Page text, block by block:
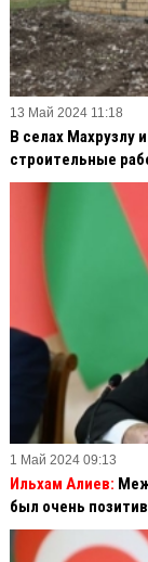
13 Май 2024 11:18
В селах Махрузлу
строительные
1 Май 2024 09:13
Ильхам Алиев:
был очень